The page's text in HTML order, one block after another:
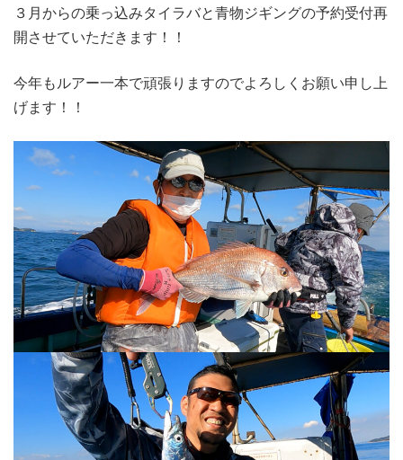
３月からの乗っ込みタイラバと青物ジギングの予約受付再
開させていただきます！！
今年もルアー一本で頑張りますのでよろしくお願い申し上
げます！！